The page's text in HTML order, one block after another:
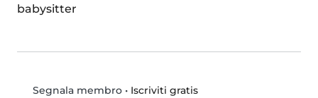
babysitter
Segnala membro• Iscriviti gratis